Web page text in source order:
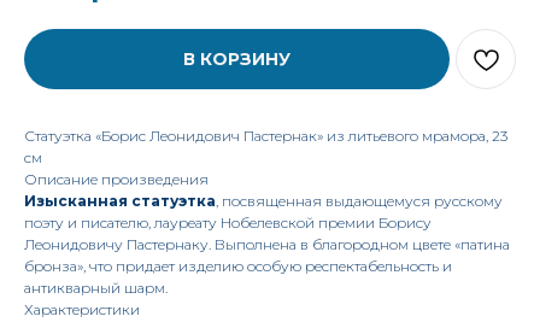
В КОРЗИНУ
Статуэтка «Борис Леонидович Пастернак» из литьевого мрамора, 23
см
Описание произведения
Изысканная статуэтка, посвященная выдающемуся русскому
поэту и писателю, лауреату Нобелевской премии Борису
Леонидовичу Пастернаку. Выполнена в благородном цвете «патина
бронза», что придает изделию особую респектабельность и
антикварный шарм.
Характеристики